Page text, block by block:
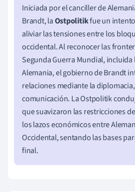
Iniciada por el canciller de
Brandt, laOstpolitikfue un
aliviar las tensiones entre los
occidental. Al reconocer las
Segunda Guerra Mundial, incluida
Alemania, el gobierno de Brandt
relaciones mediante la
comunicación. La Ostpolitik
que suavizaron las restricciones
los lazos económicos entre
Occidental, sentando las bases
final.